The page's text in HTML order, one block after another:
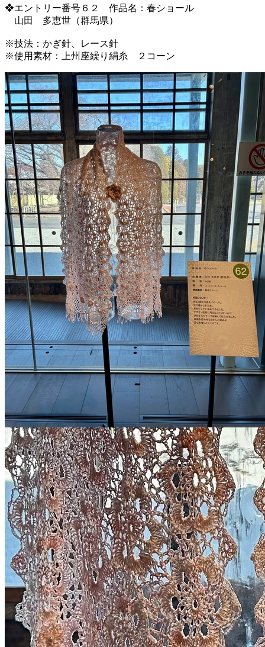
❖エントリー番号６２ 作品名：春ショール
山田 多恵世（群馬県）
※技法：かぎ針、レース針
※使用素材：上州座繰り絹糸 ２コーン